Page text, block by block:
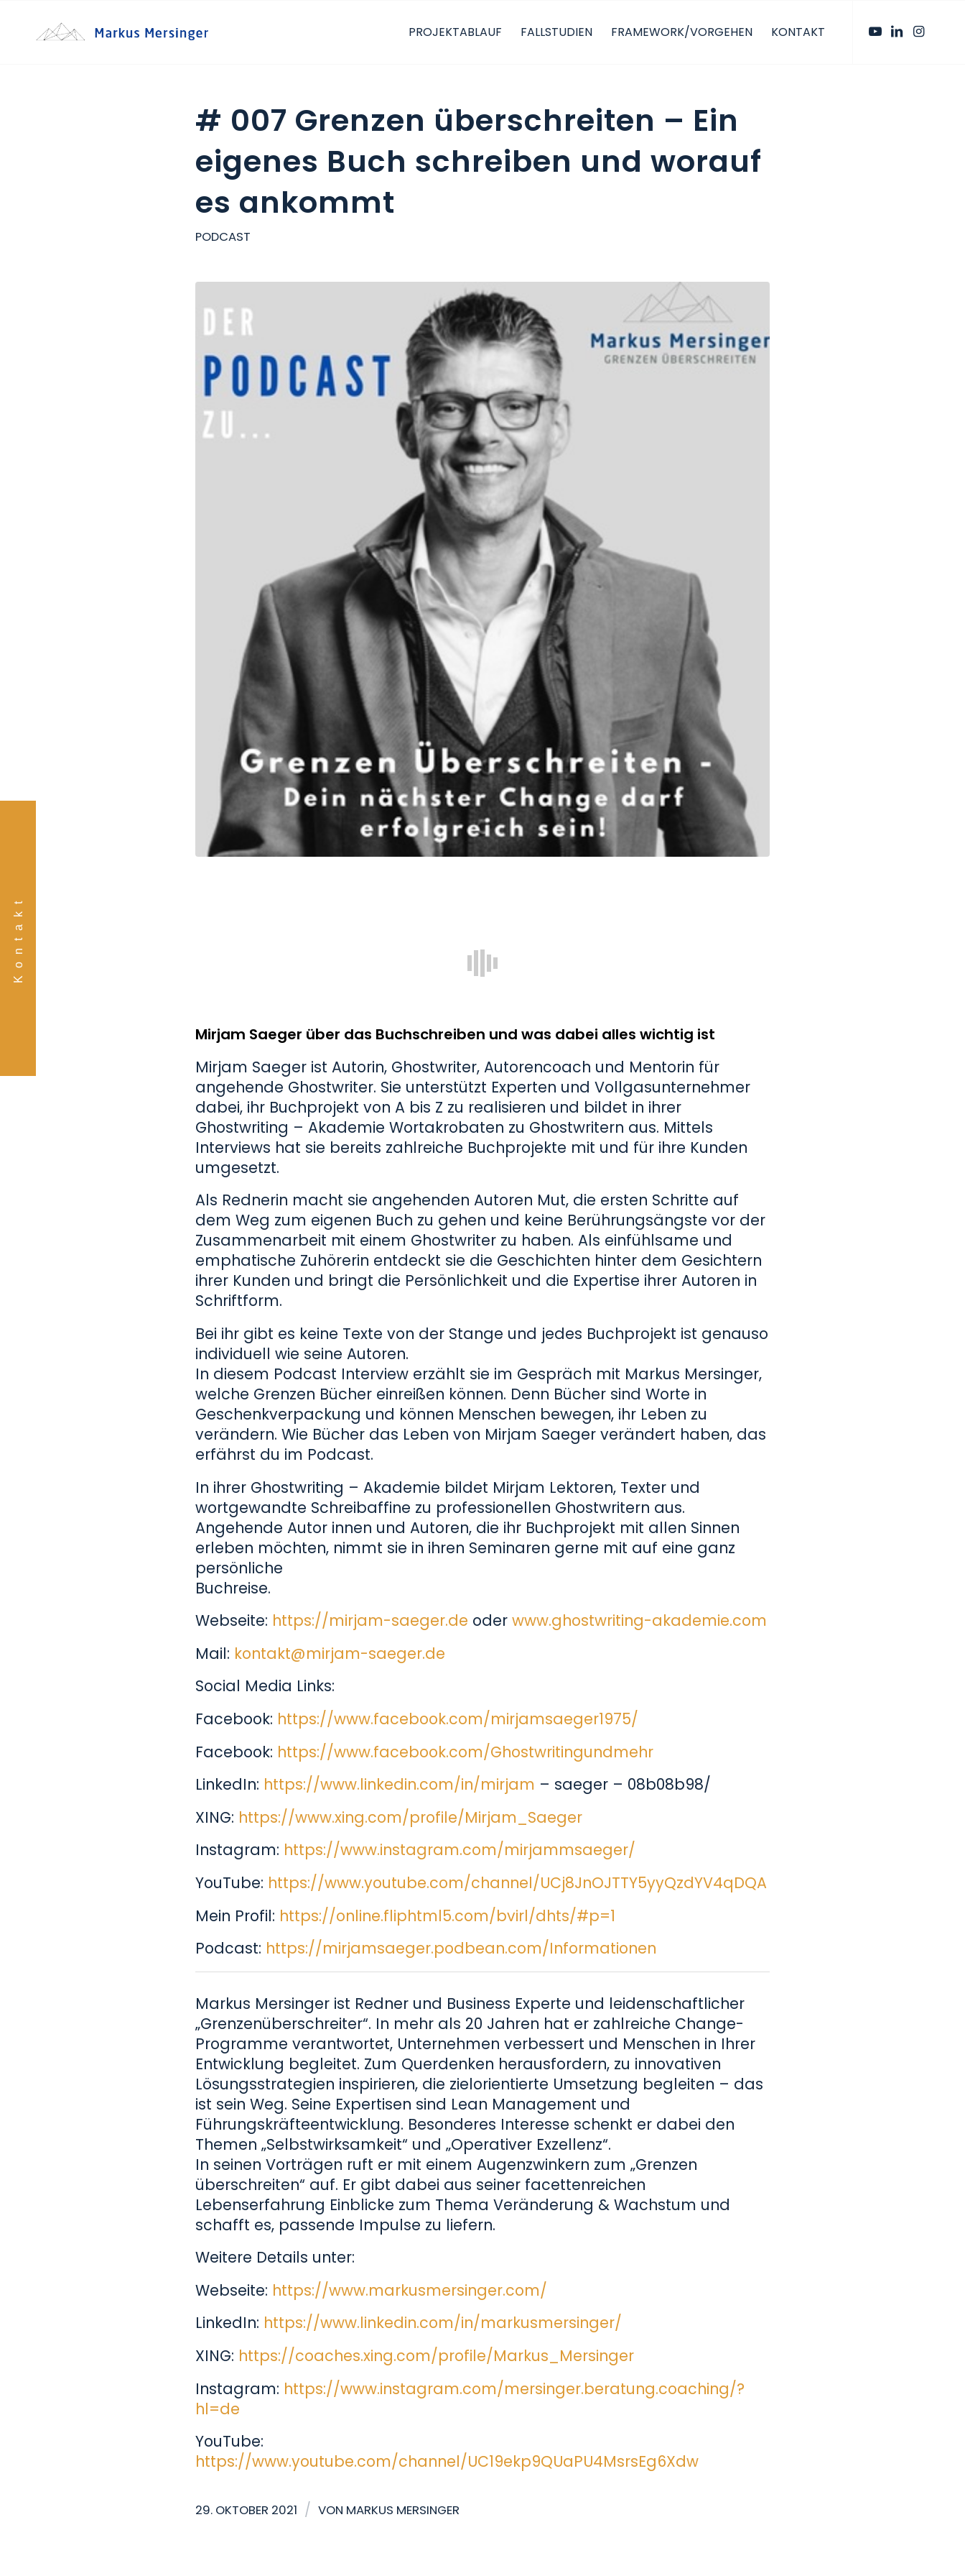
PROJEKTABLAUF FALLSTUDIEN FRAMEWORK/VORGEHEN KONTAKT
# 007 Grenzen überschreiten – Ein
eigenes Buch schreiben und worauf
es ankommt
PODCAST
Mirjam Saeger über das Buchschreiben und was dabei alles wichtig ist
Mirjam Saeger ist Autorin, Ghostwriter, Autorencoach und Mentorin für
angehende Ghostwriter. Sie unterstützt Experten und Vollgasunternehmer
dabei, ihr Buchprojekt von A bis Z zu realisieren und bildet in ihrer
Ghostwriting – Akademie Wortakrobaten zu Ghostwritern aus. Mittels
Interviews hat sie bereits zahlreiche Buchprojekte mit und für ihre Kunden
umgesetzt.
Als Rednerin macht sie angehenden Autoren Mut, die ersten Schritte auf
dem Weg zum eigenen Buch zu gehen und keine Berührungsängste vor der
Zusammenarbeit mit einem Ghostwriter zu haben. Als einfühlsame und
emphatische Zuhörerin entdeckt sie die Geschichten hinter dem Gesichtern
ihrer Kunden und bringt die Persönlichkeit und die Expertise ihrer Autoren in
Schriftform.
Bei ihr gibt es keine Texte von der Stange und jedes Buchprojekt ist genauso
individuell wie seine Autoren.
In diesem Podcast Interview erzählt sie im Gespräch mit Markus Mersinger,
welche Grenzen Bücher einreißen können. Denn Bücher sind Worte in
Geschenkverpackung und können Menschen bewegen, ihr Leben zu
verändern. Wie Bücher das Leben von Mirjam Saeger verändert haben, das
erfährst du im Podcast.
In ihrer Ghostwriting – Akademie bildet Mirjam Lektoren, Texter und
wortgewandte Schreibaffine zu professionellen Ghostwritern aus.
Angehende Autor innen und Autoren, die ihr Buchprojekt mit allen Sinnen
erleben möchten, nimmt sie in ihren Seminaren gerne mit auf eine ganz
persönliche
Buchreise.
Webseite: https://mirjam-saeger.de oder www.ghostwriting-akademie.com
Mail: kontakt@mirjam-saeger.de
Social Media Links:
Facebook: https://www.facebook.com/mirjamsaeger1975/
Facebook: https://www.facebook.com/Ghostwritingundmehr
LinkedIn: https://www.linkedin.com/in/mirjam – saeger – 08b08b98/
XING: https://www.xing.com/profile/Mirjam_Saeger
Instagram: https://www.instagram.com/mirjammsaeger/
YouTube: https://www.youtube.com/channel/UCj8JnOJTTY5yyQzdYV4qDQA
Mein Profil: https://online.fliphtml5.com/bvirl/dhts/#p=1
Podcast: https://mirjamsaeger.podbean.com/Informationen
Markus Mersinger ist Redner und Business Experte und leidenschaftlicher
„Grenzenüberschreiter“. In mehr als 20 Jahren hat er zahlreiche Change-
Programme verantwortet, Unternehmen verbessert und Menschen in Ihrer
Entwicklung begleitet. Zum Querdenken herausfordern, zu innovativen
Lösungsstrategien inspirieren, die zielorientierte Umsetzung begleiten – das
ist sein Weg. Seine Expertisen sind Lean Management und
Führungskräfteentwicklung. Besonderes Interesse schenkt er dabei den
Themen „Selbstwirksamkeit“ und „Operativer Exzellenz“.
In seinen Vorträgen ruft er mit einem Augenzwinkern zum „Grenzen
überschreiten“ auf. Er gibt dabei aus seiner facettenreichen
Lebenserfahrung Einblicke zum Thema Veränderung & Wachstum und
schafft es, passende Impulse zu liefern.
Weitere Details unter:
Webseite: https://www.markusmersinger.com/
LinkedIn: https://www.linkedin.com/in/markusmersinger/
XING: https://coaches.xing.com/profile/Markus_Mersinger
Instagram: https://www.instagram.com/mersinger.beratung.coaching/?
hl=de
YouTube:
https://www.youtube.com/channel/UC19ekp9QUaPU4MsrsEg6Xdw
29. OKTOBER 2021 / VON MARKUS MERSINGER
Kontakt